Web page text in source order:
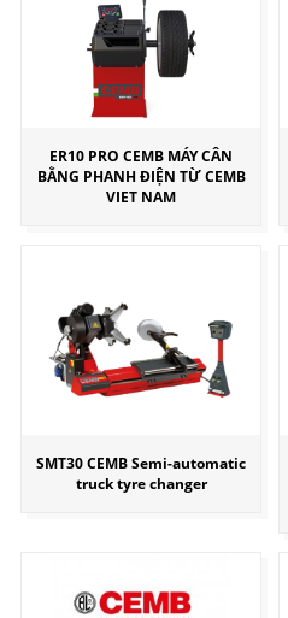
ER10 PRO CEMB MÁY CÂN
BẰNG PHANH ĐIỆN TỪ CEMB
VIET NAM
SMT30 CEMB Semi-automatic
truck tyre changer